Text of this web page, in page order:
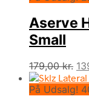
Aserve
Small
179,00kr.
På Udsalg!